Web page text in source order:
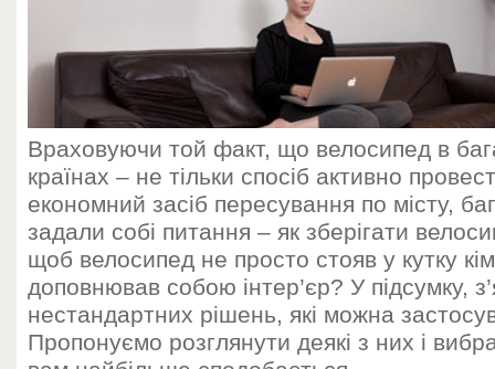
Враховуючи той факт, що велосипед в
країнах – не тільки спосіб активно
економний засіб пересування по місту,
задали собі питання – як зберігати
щоб велосипед не просто стояв у кутку
доповнював собою інтер’єр? У підсумку,
нестандартних рішень, які можна
Пропонуємо розглянути деякі з них і